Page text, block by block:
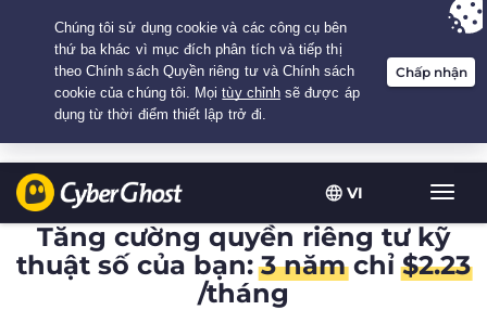
VI
đổi
điều
Your choice:The Best Dealfor 3.3333333333333-years at $
/month
Tăng cường quyền riêng tư kỹ
thuật số của bạn:3 nămchỉ$2.23
/tháng